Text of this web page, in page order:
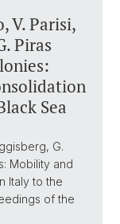
V. Parisi,
Piras
Sea
G.
Mobility and
Italy to the
of the